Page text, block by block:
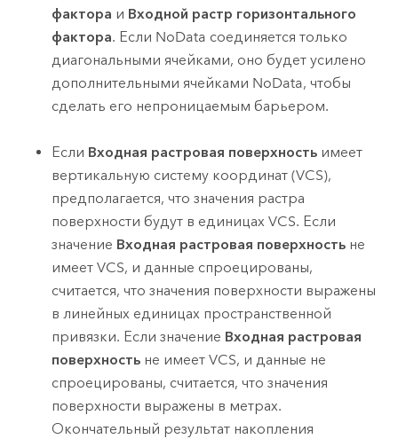
фактора и Входной растр горизонтального
фактора. Если NoData соединяется только
диагональными ячейками, оно будет усилено
дополнительными ячейками NoData, чтобы
сделать его непроницаемым барьером.
Если Входная растровая поверхность имеет
вертикальную систему координат (VCS),
предполагается, что значения растра
поверхности будут в единицах VCS. Если
значение Входная растровая поверхность не
имеет VCS, и данные спроецированы,
считается, что значения поверхности выражены
в линейных единицах пространственной
привязки. Если значение Входная растровая
поверхность не имеет VCS, и данные не
спроецированы, считается, что значения
поверхности выражены в метрах.
Окончательный результат накопления